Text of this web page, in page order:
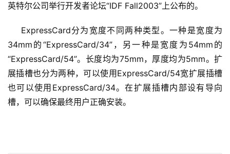
英特尔公司举行开发者论坛“IDF Fall2003”上公布的。
ExpressCard分为宽度不同两种类型。一种是宽度为
34mm的“ExpressCard/34”，另一种是宽度为54mm的
“ExpressCard/54”。长度均为75mm，厚度均为5mm。扩
展插槽也分为两种，可以使用ExpressCard/54宽扩展插槽
也可以使用ExpressCard/34。在扩展插槽内部设有导向
槽，可以确保最终用户正确安装。